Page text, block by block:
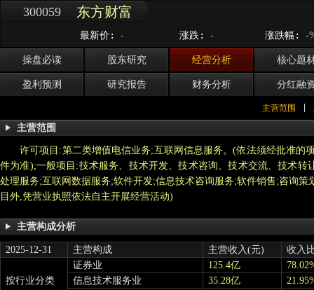
300059 东方财富
最新价: - 涨跌: - 涨跌幅: -
操盘必读 股东研究 经营分析 核心题
盈利预测 研究报告 财务分析 分红融
主营范围
主营范围
许可项目:第二类增值电信业务;互联网信息服务。(依法须经批准
件为准);一般项目:技术服务、技术开发、技术咨询、技术交流、技术
处理服务;互联网数据服务;软件开发;信息技术咨询服务;软件销售;咨询
目外,凭营业执照依法自主开展经营活动)
主营构成分析
2025-12-31 主营构成 主营收入(元) 收入
按行业分类
证券业 125.4亿
信息技术服务业
35.28亿